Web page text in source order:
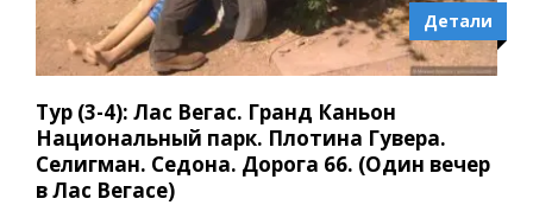
Детали
Тур (3-4): Лас Вегас. Гранд Каньон
Национальный парк. Плотина Гувера.
Селигман. Седона. Дорога 66. (Один вечер
в Лас Вегасе)